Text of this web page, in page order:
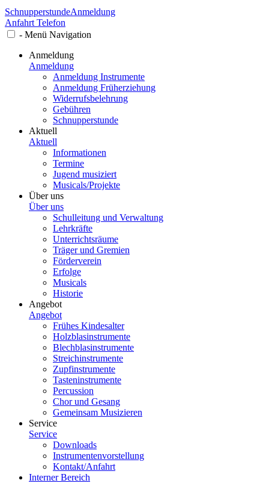
SchnupperstundeAnmeldung
Anfahrt Telefon
- Menü Navigation
Anmeldung
Anmeldung
Anmeldung Instrumente
Anmeldung Früherziehung
Widerrufsbelehrung
Gebühren
Schnupperstunde
Aktuell
Aktuell
Informationen
Termine
Jugend musiziert
Musicals/Projekte
Über uns
Über uns
Schulleitung und Verwaltung
Lehrkräfte
Unterrichtsräume
Träger und Gremien
Förderverein
Erfolge
Musicals
Historie
Angebot
Angebot
Frühes Kindesalter
Holzblasinstrumente
Blechblasinstrumente
Streichinstrumente
Zupfinstrumente
Tasteninstrumente
Percussion
Chor und Gesang
Gemeinsam Musizieren
Service
Service
Downloads
Instrumentenvorstellung
Kontakt/Anfahrt
Interner Bereich